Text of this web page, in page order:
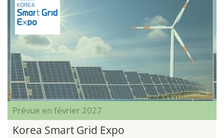
Prévue en février 2027
Korea Smart Grid Expo